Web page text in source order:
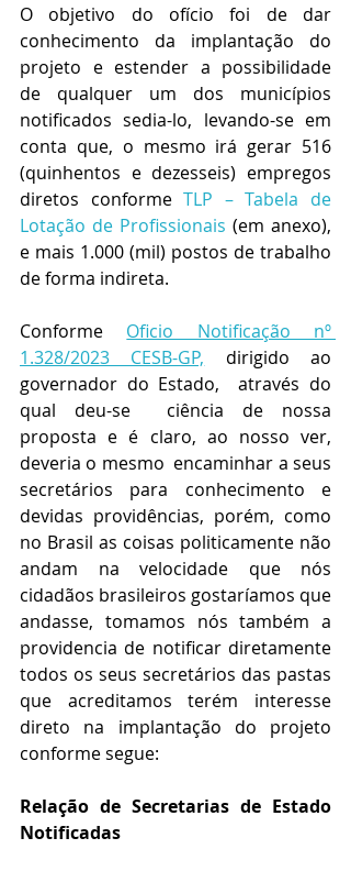
O objetivo do ofício foi de dar
conhecimento da implantação do
projeto e estender a possibilidade
de qualquer um dos municípios
notificados sedia-lo, levando-se em
conta que, o mesmo irá gerar 516
(quinhentos e dezesseis) empregos
diretos conforme TLP – Tabela de
Lotação de Profissionais (em anexo),
e mais 1.000 (mil) postos de trabalho
de forma indireta.
Conforme Oficio Notificação nº
1.328/2023 CESB-GP, dirigido ao
governador do Estado,  através do
qual deu-se  ciência de nossa
proposta e é claro, ao nosso ver,
deveria o mesmo  encaminhar a seus
secretários para conhecimento e
devidas providências, porém, como
no Brasil as coisas politicamente não
andam na velocidade que nós
cidadãos brasileiros gostaríamos que
andasse, tomamos nós também a
providencia de notificar diretamente
todos os seus secretários das pastas
que acreditamos terém interesse
direto na implantação do projeto
conforme segue:
Relação de Secretarias de Estado
Notificadas